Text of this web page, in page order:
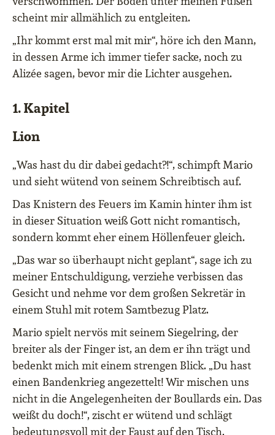
scheint mir allmählich zu entgleiten.
„Ihr kommt erst mal mit mir“, höre ich den Mann,
in dessen Arme ich immer tiefer sacke, noch zu
Alizée sagen, bevor mir die Lichter ausgehen.
1. Kapitel
Lion
„Was hast du dir dabei gedacht?!“, schimpft Mario
und sieht wütend von seinem Schreibtisch auf.
Das Knistern des Feuers im Kamin hinter ihm ist
in dieser Situation weiß Gott nicht romantisch,
sondern kommt eher einem Höllenfeuer gleich.
„Das war so überhaupt nicht geplant“, sage ich zu
meiner Entschuldigung, verziehe verbissen das
Gesicht und nehme vor dem großen Sekretär in
einem Stuhl mit rotem Samtbezug Platz.
Mario spielt nervös mit seinem Siegelring, der
breiter als der Finger ist, an dem er ihn trägt und
bedenkt mich mit einem strengen Blick. „Du hast
einen Bandenkrieg angezettelt! Wir mischen uns
nicht in die Angelegenheiten der Boullards ein. Das
weißt du doch!“, zischt er wütend und schlägt
bedeutungsvoll mit der Faust auf den Tisch.